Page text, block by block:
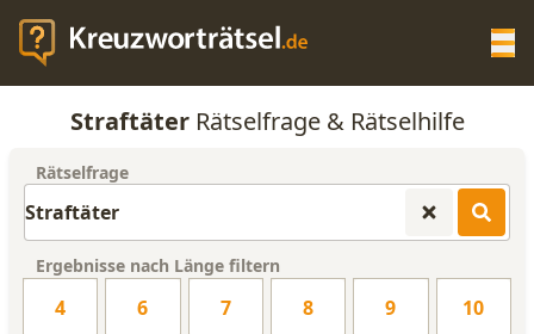
KREUZWORTRÄTSEL-HILFE
StraftäterRätselfrage & Rätselhilfe
Rätselfrage
Ergebnisse nach Länge filtern
4 6 7 8 9 10